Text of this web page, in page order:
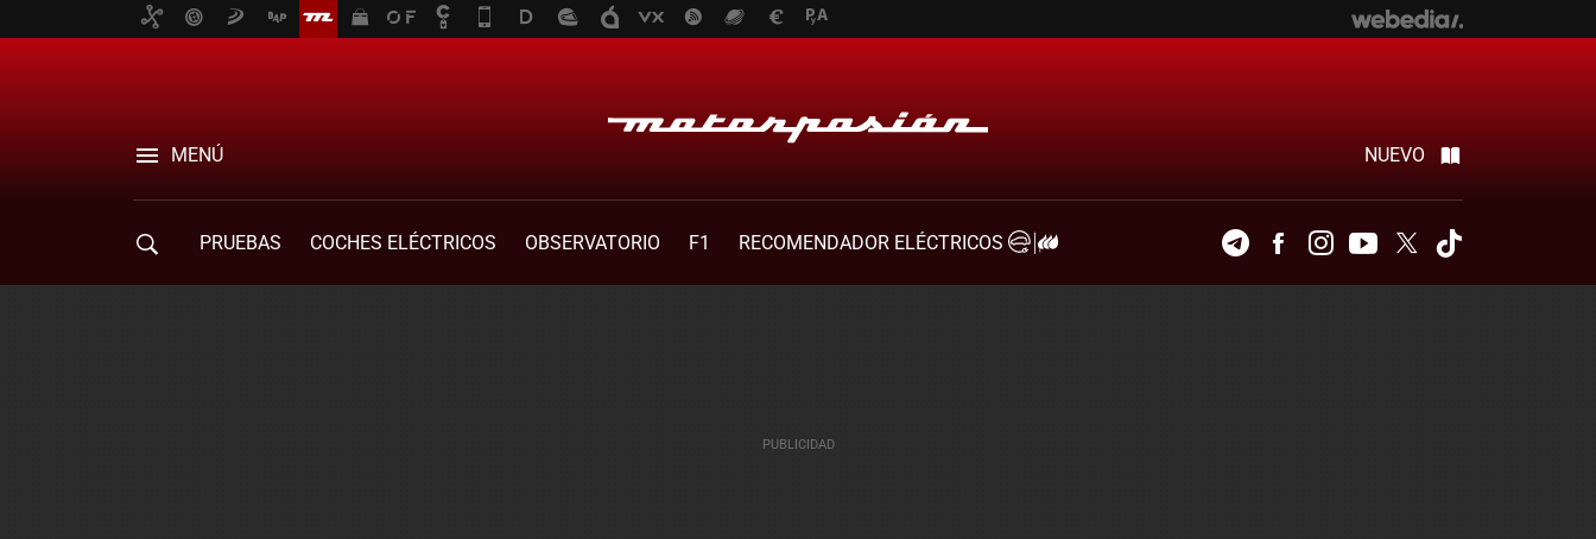
MENÚ NUEVO
PRUEBAS COCHES ELÉCTRICOS OBSERVATORIO F1
RECOMENDADOR ELÉCTRICOS
TelegramFacebookInstagramYoutubeTwitter